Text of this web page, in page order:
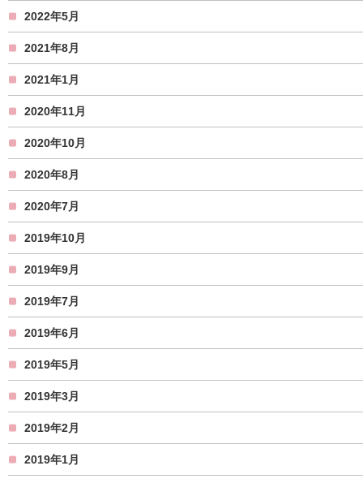
2022年5月
2021年8月
2021年1月
2020年11月
2020年10月
2020年8月
2020年7月
2019年10月
2019年9月
2019年7月
2019年6月
2019年5月
2019年3月
2019年2月
2019年1月